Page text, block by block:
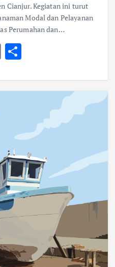
Cianjur. Kegiatan ini turut
Modal dan Pelayanan
Perumahan dan…
C
p
k
ar